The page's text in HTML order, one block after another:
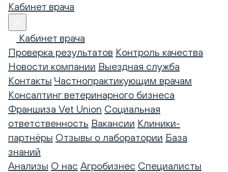
Кабинет врача
Кабинет врача
Проверка результатов Контроль качества
Новости компании Выездная служба
Контакты Частнопрактикующим врачам
Консалтинг ветеринарного бизнеса
Франшиза Vet Union Социальная
ответственность Вакансии Клиники-
партнёры Отзывы о лаборатории База
знаний
Анализы О нас Агробизнес Специалисты